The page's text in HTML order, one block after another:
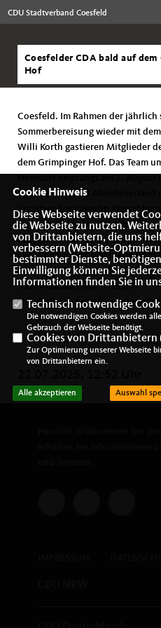
CDU Stadtverband Coesfeld
Coesfelder CDA bald auf
Hof
Coesfeld. Im Rahmen der
Sommerbereisung wieder mit
Willi Korth gastieren Mitglieder
dem Grimpinger Hof. Das Team
Wildtierpark und Abenteuerland
Vorsitzender Valentin
spannender neuer Betrieb“
Bürgerhaus Olfen, wo
Gäste begrüßt und aktuelle
bei einem Rundgang darstellt.
Steinwerkstatt und in einem
Hotelbetrieb zur Information und
Cookie Hinweis
Diese Webseite verwendet
die Webseite zu nutzen.
von Drittanbietern, die uns
verbessern (Website-
bestimmter Dienste,
Einwilligung können Sie
Informationen finden Sie in
Technisch notwendige
Die notwendigen Cookies werden
Gebrauch der Webseite benötigt.
Cookies von Drittanbietern
Zur Optimierung unserer Webseite
von Drittanbietern ein.
Alle akzeptieren Auswahl